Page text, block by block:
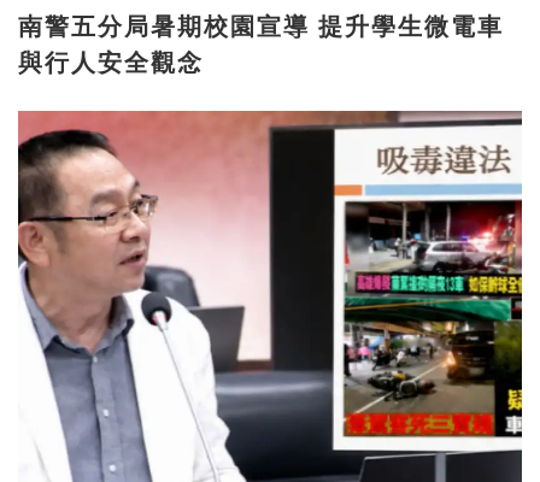
南警五分局暑期校園宣導 提升學生微電車
與行人安全觀念